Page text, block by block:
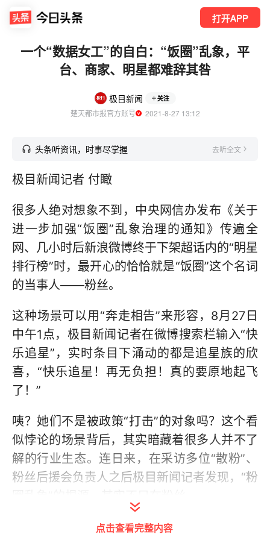
打开APP
一个“数据女工”的自白：“饭圈”乱象，平
台、商家、明星都难辞其咎
极目新闻 关注
楚天都市报官方账号
  2021-8-27 13:12
头条听资讯，时事尽掌握 去听全文
极目新闻记者 付瞰
很多人绝对想象不到，中央网信办发布《关于
进一步加强“饭圈”乱象治理的通知》传遍全
网、几小时后新浪微博终于下架超话内的“明星
排行榜”时，最开心的恰恰就是“饭圈”这个名词
的当事人——粉丝。
这种场景可以用“奔走相告”来形容，8月27日
中午1点，极目新闻记者在微博搜索栏输入“快
乐追星”，实时条目下涌动的都是追星族的欣
喜，“快乐追星！再无负担！真的要原地起飞
了！”
咦？她们不是被政策“打击”的对象吗？这个看
似悖论的场景背后，其实暗藏着很多人并不了
解的行业生态。连日来，在采访多位“散粉”、
粉丝后援会负责人之后极目新闻记者发现，“粉
“数据女工”的自白：点击查看完整内容